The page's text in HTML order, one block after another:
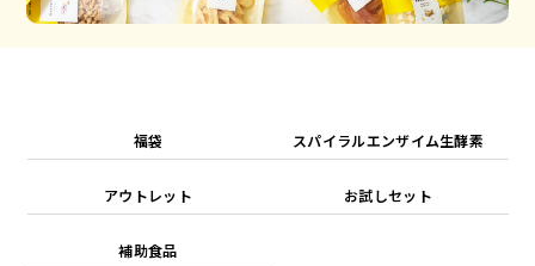
ドッグフード
福袋 スパイラルエンザイム生酵素
アウトレット お試しセット
補助食品